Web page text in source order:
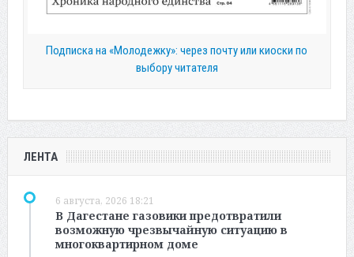
Подписка на «Молодежку»: через почту или киоски по
выбору читателя
ЛЕНТА
6 августа, 2026 18:21
В Дагестане газовики предотвратили
возможную чрезвычайную ситуацию в
многоквартирном доме